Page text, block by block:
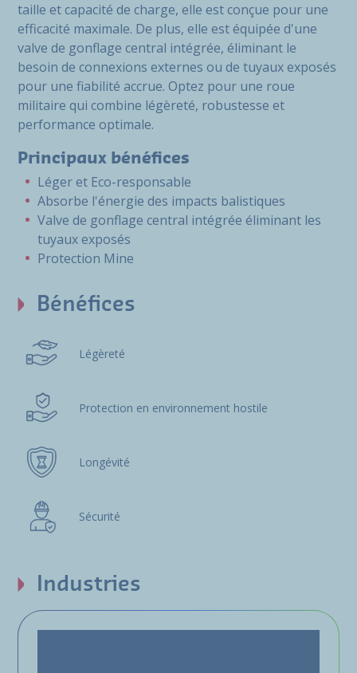
taille et capacité de charge, elle est conçue pour une
efficacité maximale. De plus, elle est équipée d'une
valve de gonflage central intégrée, éliminant le
besoin de connexions externes ou de tuyaux exposés
pour une fiabilité accrue. Optez pour une roue
militaire qui combine légèreté, robustesse et
performance optimale.
Principaux bénéfices
Léger et Eco-responsable
Absorbe l'énergie des impacts balistiques
Valve de gonflage central intégrée éliminant les
tuyaux exposés
Protection Mine
Bénéfices
Légèreté
Protection en environnement hostile
Longévité
Sécurité
Industries